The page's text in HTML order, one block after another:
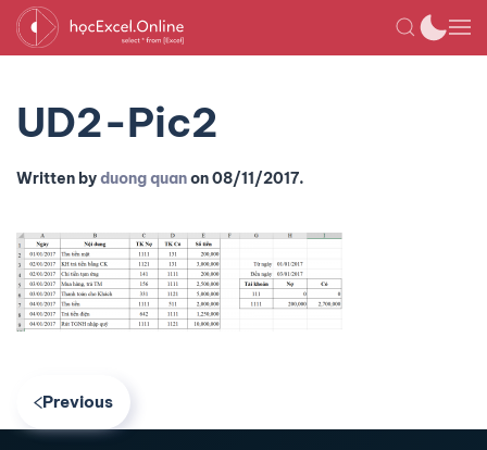
UD2-Pic2
Written byduong quanon08/11/2017.
Previous